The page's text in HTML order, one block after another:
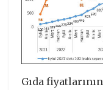
Gıda